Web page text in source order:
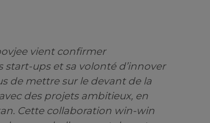
vient confirmer
ups et sa volonté d’innover
de mettre sur le devant de la
des projets ambitieux, en
Cette collaboration win-win